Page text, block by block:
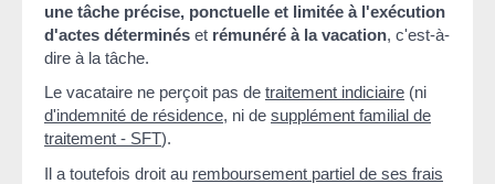
une tâche précise, ponctuelle et limitée à l'exécution
d'actes déterminés et rémunéré à la vacation, c'est-à-
dire à la tâche.
Le vacataire ne perçoit pas de traitement indiciaire (ni
d'indemnité de résidence, ni de supplément familial de
traitement - SFT).
Il a toutefois droit au remboursement partiel de ses frais